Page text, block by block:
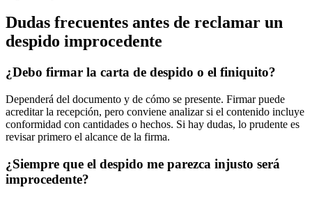
Dudas frecuentes antes de reclamar un
despido improcedente
¿Debo firmar la carta de despido o el finiquito?
Dependerá del documento y de cómo se presente. Firmar puede
acreditar la recepción, pero conviene analizar si el contenido incluye
conformidad con cantidades o hechos. Si hay dudas, lo prudente es
revisar primero el alcance de la firma.
¿Siempre que el despido me parezca injusto será
improcedente?